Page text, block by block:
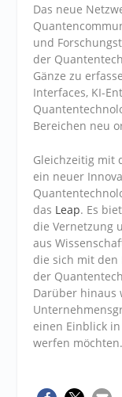
Das neue
und
der
Gänze zu
Interfaces, KI-
Bereichen neu
Gleichzeitig mit
ein neuer
das Leap. Es
die Vernetzung
aus
die sich mit den
der
Darüber hinaus
einen Einblick
werfen möchten.